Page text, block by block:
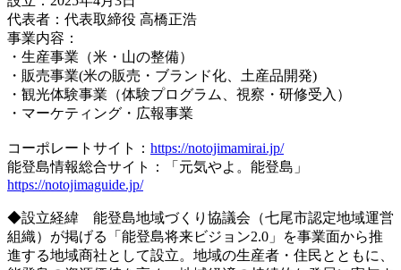
代表者：代表取締役 高橋正浩
事業内容：
・生産事業（米・山の整備）
・販売事業(米の販売・ブランド化、土産品開発)
・観光体験事業（体験プログラム、視察・研修受入）
・マーケティング・広報事業
コーポレートサイト： https://notojimamirai.jp/
能登島情報総合サイト：「元気やよ。能登島」
https://notojimaguide.jp/
◆設立経緯 能登島地域づくり協議会（七尾市認定地域運営
組織）が掲げる「能登島将来ビジョン2.0」を事業面から推
進する地域商社として設立。地域の生産者・住民とともに、